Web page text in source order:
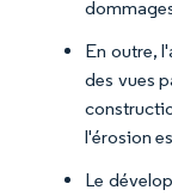
En outre,
des vues
l'érosion
Le